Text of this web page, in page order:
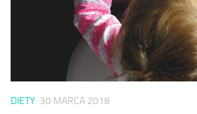
DIETY 30 MARCA 2018